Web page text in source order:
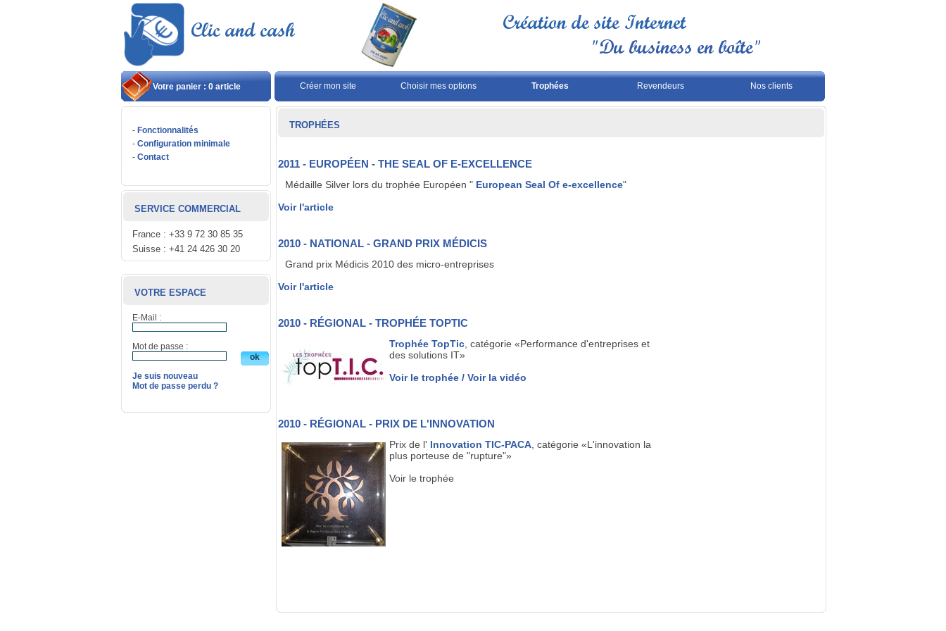
Votre panier : 0 article Créer mon site Choisir mes options Trophées Revendeurs Nos clients
- Fonctionnalités
- Configuration minimale
- Contact
SERVICE COMMERCIAL
France : +33 9 72 30 85 35
Suisse : +41 24 426 30 20
VOTRE ESPACE
E-Mail :
Mot de passe :
Je suis nouveau
Mot de passe perdu ?
TROPHÉES
2011 - EUROPÉEN - THE SEAL OF E-EXCELLENCE
Médaille Silver lors du trophée Européen " European Seal Of e-excellence"
Voir l'article
2010 - NATIONAL - GRAND PRIX MÉDICIS
Grand prix Médicis 2010 des micro-entreprises
Voir l'article
2010 - RÉGIONAL - TROPHÉE TOPTIC
Trophée TopTic , catégorie «Performance d'entreprises et
des solutions IT»
Voir le trophée / Voir la vidéo
2010 - RÉGIONAL - PRIX DE L'INNOVATION
Prix de l' Innovation TIC-PACA , catégorie «L'innovation la
plus porteuse de "rupture"»
Voir le trophée